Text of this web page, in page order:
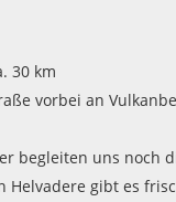
30 km
vorbei an
begleiten uns noch
Helvadere gibt es